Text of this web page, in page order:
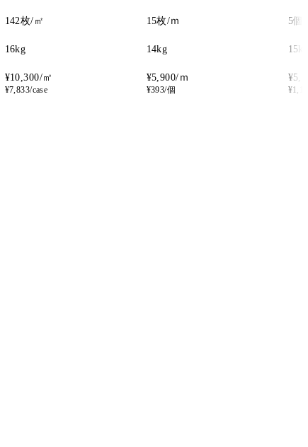
142枚/㎡
16kg
¥10,300/㎡
¥7,833/case
15枚/ｍ
14kg
¥5,900/ｍ
¥393/個
5個